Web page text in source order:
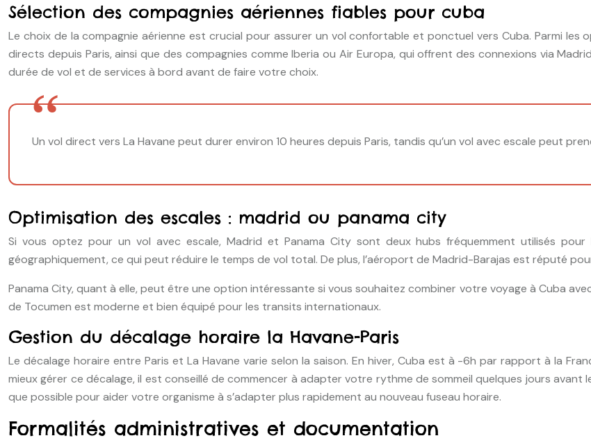
Sélection des compagnies aériennes fiables pour cuba
Le choix de la compagnie aérienne est crucial pour assurer un vol confortable et ponctuel vers Cuba. Parmi les
directs depuis Paris, ainsi que des compagnies comme Iberia ou Air Europa, qui offrent des connexions via
durée de vol et de services à bord avant de faire votre choix.
Un vol direct vers La Havane peut durer environ 10 heures depuis Paris, tandis qu’un vol avec escale peut
Optimisation des escales : madrid ou panama city
Si vous optez pour un vol avec escale, Madrid et Panama City sont deux hubs fréquemment utilisés pour
géographiquement, ce qui peut réduire le temps de vol total. De plus, l’aéroport de Madrid-Barajas est réputé
Panama City, quant à elle, peut être une option intéressante si vous souhaitez combiner votre voyage à Cuba
de Tocumen est moderne et bien équipé pour les transits internationaux.
Gestion du décalage horaire la Havane-Paris
Le décalage horaire entre Paris et La Havane varie selon la saison. En hiver, Cuba est à -6h par rapport à la
mieux gérer ce décalage, il est conseillé de commencer à adapter votre rythme de sommeil quelques jours avant
que possible pour aider votre organisme à s’adapter plus rapidement au nouveau fuseau horaire.
Formalités administratives et documentation